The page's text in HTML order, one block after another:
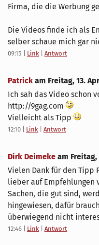
Firma, die die Werbung
Die Videos finde ich als
selber schaue mich gar
09:15 Link Antwort
Patrick am Freitag, 13.
Ich sah das Video schon
http://9gag.com
Vielleicht als Tipp
12:10 Link Antwort
Dirk Deimeke am Freitag,
Vielen Dank für den Tipp
lieber auf Empfehlungen
Sachen, die gut sind,
hingewiesen, dafür
überwiegend nicht
12:46 Link Antwort